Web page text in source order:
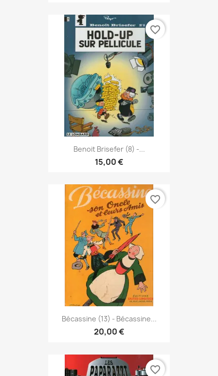
Benoit Brisefer (8) -...
15,00 €
favorite_border
Bécassine (13) - Bécassine...
20,00 €
favorite_border
favorite_border